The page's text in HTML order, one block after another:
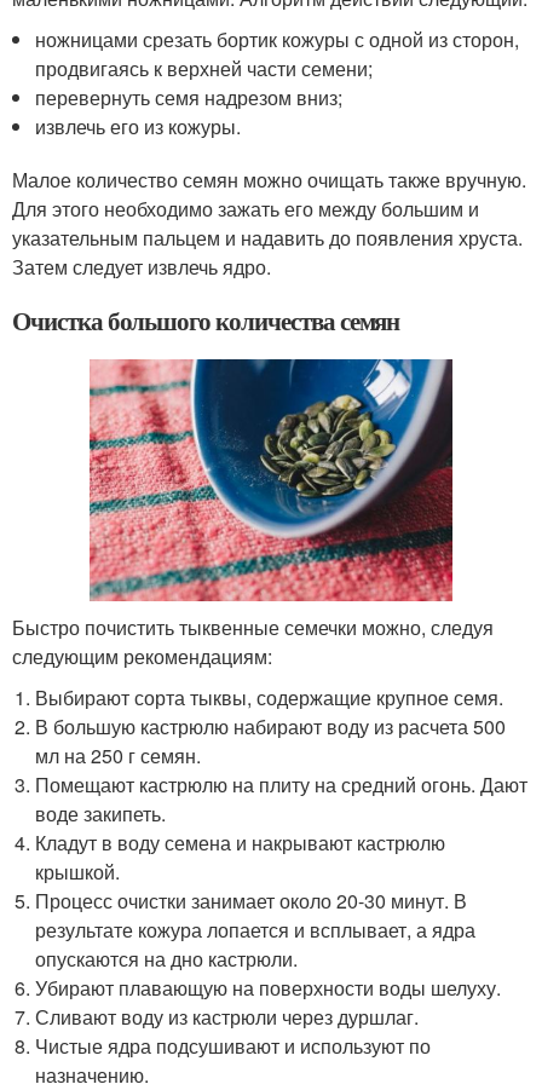
ножницами срезать бортик кожуры с одной из сторон,
продвигаясь к верхней части семени;
перевернуть семя надрезом вниз;
извлечь его из кожуры.
Малое количество семян можно очищать также вручную.
Для этого необходимо зажать его между большим и
указательным пальцем и надавить до появления хруста.
Затем следует извлечь ядро.
Очистка большого количества семян
Быстро почистить тыквенные семечки можно, следуя
следующим рекомендациям:
Выбирают сорта тыквы, содержащие крупное семя.
В большую кастрюлю набирают воду из расчета 500
мл на 250 г семян.
Помещают кастрюлю на плиту на средний огонь. Дают
воде закипеть.
Кладут в воду семена и накрывают кастрюлю
крышкой.
Процесс очистки занимает около 20-30 минут. В
результате кожура лопается и всплывает, а ядра
опускаются на дно кастрюли.
Убирают плавающую на поверхности воды шелуху.
Сливают воду из кастрюли через дуршлаг.
Чистые ядра подсушивают и используют по
назначению.